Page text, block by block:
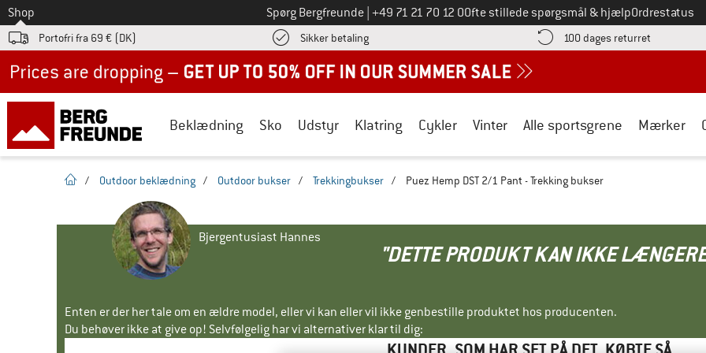
Til
Shop Spørg Bergfreunde Ring til os på
+49 71 21 70 12 0Ofte stillede spørgsmål & hjælpOrdrestatus
Portofri fra 69 € (DK) Sikker betalingFind betalingsoplysningerne her! Åbnes i en infoboks
100 dages returret Gå til
Beklædning Sko Udstyr Klatring Cykler Vinter Alle sportsgrene Mærker
Hjemmeside
/ Outdoor beklædning / Outdoor bukser / Trekkingbukser / Puez Hemp DST 2/1 Pant - Trekking bukser
Bjergentusiast Hannes
"DETTE PRODUKT KAN IKKE
Enten er der her tale om en ældre model, eller vi kan eller vil ikke genbestille produktet hos producenten.
Du behøver ikke at give op! Selvfølgelig har vi alternativer klar til dig: